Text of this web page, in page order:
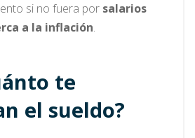
si no fuera por salarios
a la inflación.
te
el sueldo?